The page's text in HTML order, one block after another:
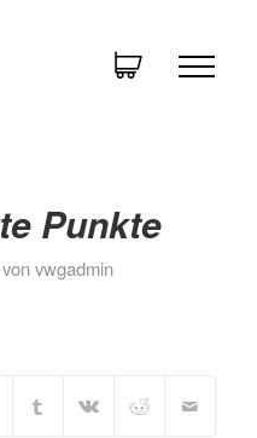
Punkte
vonvwgadmin